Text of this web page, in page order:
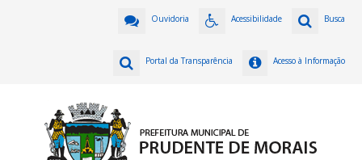
Busca
Acessibilidade
Ouvidoria
Acesso à Informação
Portal da Transparência